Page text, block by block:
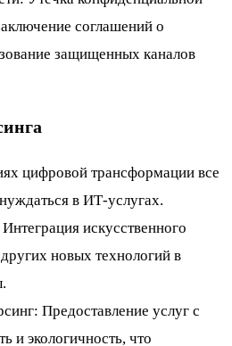
соглашений о
защищенных каналов
цифровой трансформации все
в ИТ-услугах.
искусственного
новых технологий в
Предоставление услуг с
и экологичность, что